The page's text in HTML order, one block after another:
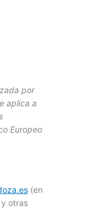
por
aplica a
Europeo
(en
otras
Consent
to
elementor
Consent
to
wordpress
Consent
to
google-
Consent
to
complianz
Consent
to
google-
Consent
to
google-
Consent
to
youtube
Consent
to
varios